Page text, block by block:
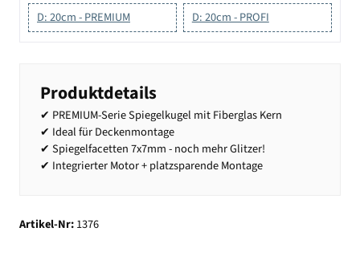
D: 20cm - PREMIUM D: 20cm - PROFI
Produktdetails
✔ PREMIUM-Serie Spiegelkugel mit Fiberglas Kern
✔ Ideal für Deckenmontage
✔ Spiegelfacetten 7x7mm - noch mehr Glitzer!
✔ Integrierter Motor + platzsparende Montage
Artikel-Nr:1376